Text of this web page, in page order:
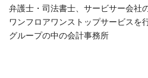
弁護士・司法書士、サービサー会社
ワンフロアワンストップサービスを
グループの中の会計事務所